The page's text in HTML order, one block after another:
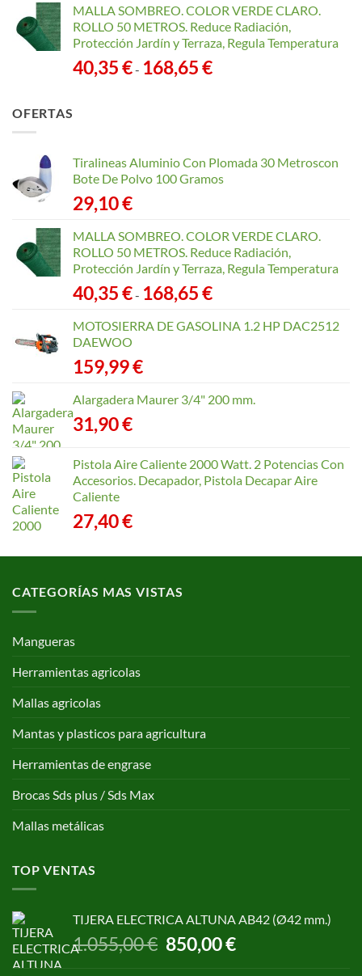
MALLA SOMBREO. COLOR VERDE CLARO.
ROLLO 50 METROS. Reduce Radiación,
Protección Jardín y Terraza, Regula Temperatura
40,35€- 168,65€Rango
168,65 €
OFERTAS
Tiralineas Aluminio Con Plomada 30 Metroscon
Bote De Polvo 100 Gramos
29,10€
MALLA SOMBREO. COLOR VERDE CLARO.
ROLLO 50 METROS. Reduce Radiación,
Protección Jardín y Terraza, Regula Temperatura
40,35€- 168,65€Rango
precios:
MOTOSIERRA DE GASOLINA 1.2 HP DAC2512
DAEWOO
159,99€
Alargadera Maurer 3/4" 200 mm.
31,90€
Pistola Aire Caliente 2000 Watt. 2 Potencias Con
Accesorios. Decapador, Pistola Decapar Aire
Caliente
27,40€
CATEGORÍAS MAS VISTAS
Mangueras
Herramientas agricolas
Mallas agricolas
Mantas y plasticos para agricultura
Herramientas de engrase
Brocas Sds plus / Sds Max
Mallas metálicas
TOP VENTAS
TIJERA ELECTRICA ALTUNA AB42 (Ø42 mm.)
1.055,00€ El
precio
850,00€El